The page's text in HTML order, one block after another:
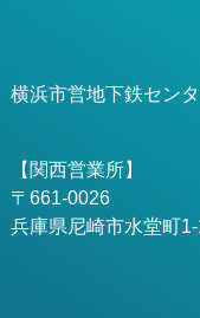
横浜市営地下鉄セン
【関西営業所】
〒661-0026
兵庫県尼崎市水堂町